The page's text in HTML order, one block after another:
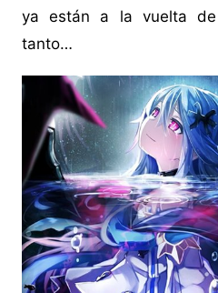
ya están a la vuelta de
tanto…